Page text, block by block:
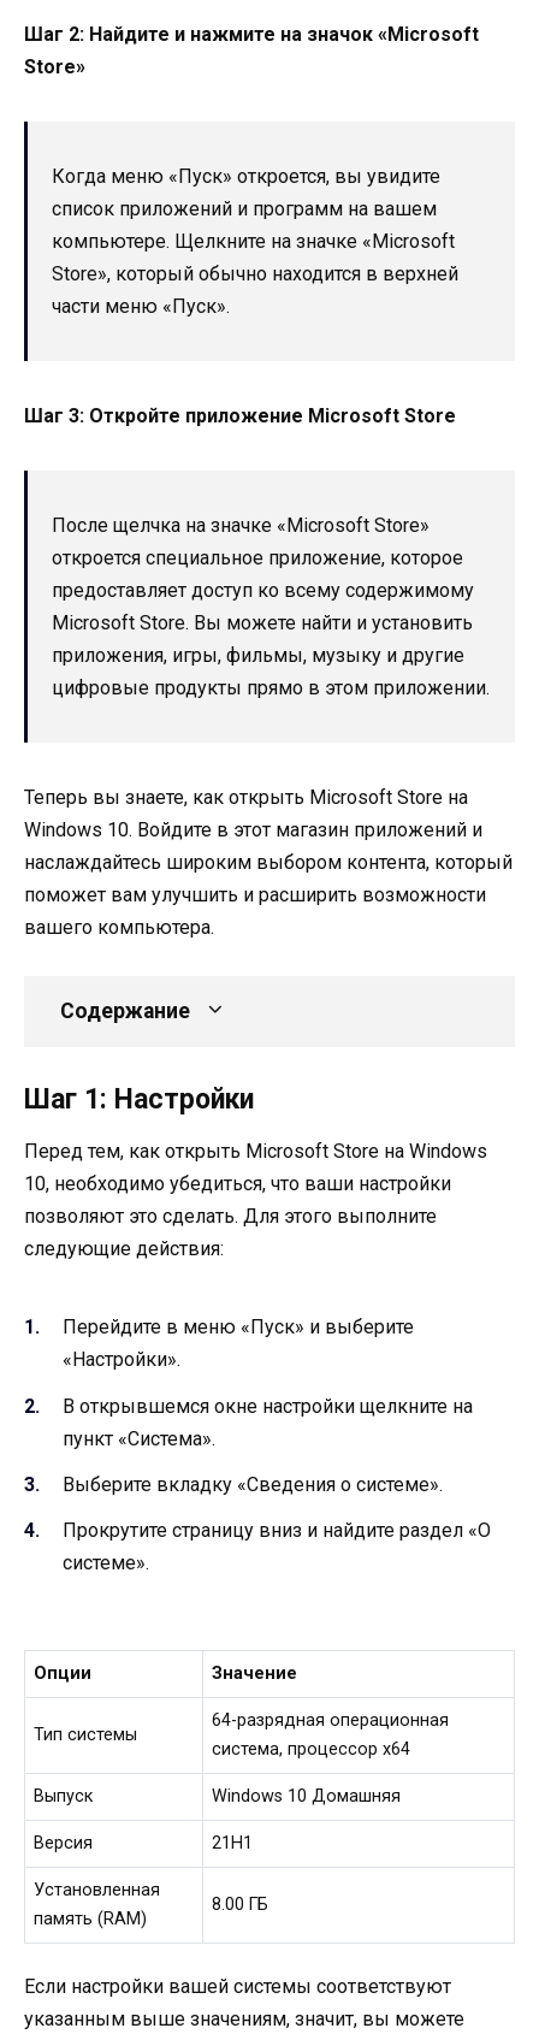
Шаг 2: Найдите и нажмите на значок «Microsoft
Store»
Когда меню «Пуск» откроется, вы увидите
список приложений и программ на вашем
компьютере. Щелкните на значке «Microsoft
Store», который обычно находится в верхней
части меню «Пуск».
Шаг 3: Откройте приложение Microsoft Store
После щелчка на значке «Microsoft Store»
откроется специальное приложение, которое
предоставляет доступ ко всему содержимому
Microsoft Store. Вы можете найти и установить
приложения, игры, фильмы, музыку и другие
цифровые продукты прямо в этом приложении.
Теперь вы знаете, как открыть Microsoft Store на
Windows 10. Войдите в этот магазин приложений и
наслаждайтесь широким выбором контента, который
поможет вам улучшить и расширить возможности
вашего компьютера.
Содержание
Шаг 1: Настройки
Перед тем, как открыть Microsoft Store на Windows
10, необходимо убедиться, что ваши настройки
позволяют это сделать. Для этого выполните
следующие действия:
Перейдите в меню «Пуск» и выберите
«Настройки».
В открывшемся окне настройки щелкните на
пункт «Система».
Выберите вкладку «Сведения о системе».
Прокрутите страницу вниз и найдите раздел «О
системе».
Опции Значение
Тип системы
64-разрядная операционная
система, процессор x64
Выпуск Windows 10 Домашняя
Версия 21H1
Установленная
память (RAM)
8.00 ГБ
Если настройки вашей системы соответствуют
указанным выше значениям, значит, вы можете